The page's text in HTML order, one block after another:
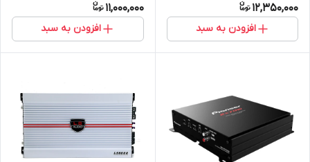
12,350,000
افزودن به سبد
11,000,000
افزودن به سبد